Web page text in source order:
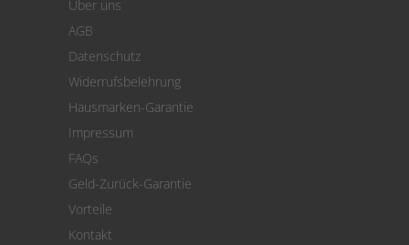
Cookie Einstellungen
Über uns
AGB
Datenschutz
Widerrufsbelehrung
Hausmarken-Garantie
Impressum
FAQs
Geld-Zurück-Garantie
Vorteile
Kontakt